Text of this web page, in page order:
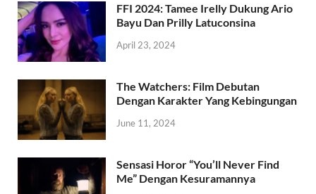
FFI 2024: Tamee Irelly Dukung Ario
Bayu Dan Prilly Latuconsina
April 23, 2024
The Watchers: Film Debutan
Dengan Karakter Yang Kebingungan
June 11, 2024
Sensasi Horor “You’ll Never Find
Me” Dengan Kesuramannya